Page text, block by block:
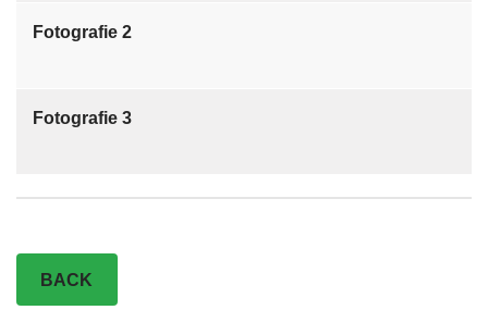
Fotografie 2
Fotografie 3
BACK